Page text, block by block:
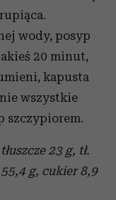
wody, posyp
20 minut,
kapusta
wszystkie
szczypiorem.
23 g, tł.
g, cukier 8,9